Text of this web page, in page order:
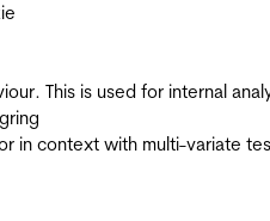
This is used for internal
in context with multi-variate